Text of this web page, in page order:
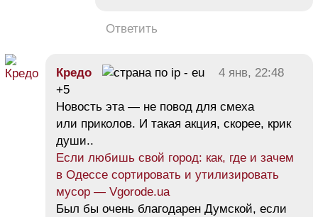
Ответить
Кредо
4 янв, 22:48
+5
Новость эта — не повод для смеха
или приколов. И такая акция, скорее, крик
души..
Если любишь свой город: как, где и зачем
в Одессе сортировать и утилизировать
мусор — Vgorode.ua
Был бы очень благодарен Думской, если